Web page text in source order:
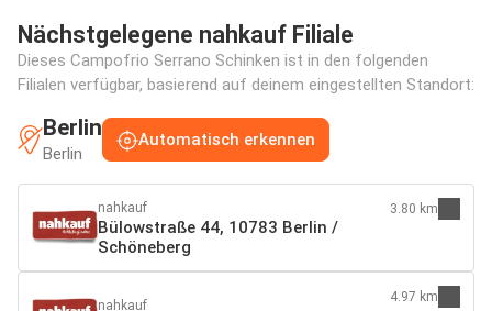
Nächstgelegene nahkauf Filiale
Dieses Campofrio Serrano Schinken ist in den folgenden
Filialen verfügbar, basierend auf deinem eingestellten Standort:
Berlin
Berlin
Automatisch erkennen
nahkauf
Bülowstraße 44, 10783 Berlin /
Schöneberg
3.80 km
nahkauf
4.97 km